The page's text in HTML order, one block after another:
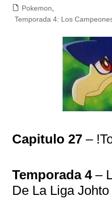
Pokemon
Temporada 4: Los
Capitulo 27–
Temporada 4–
De La Liga Johto